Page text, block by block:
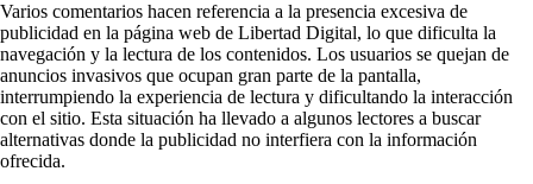
Varios comentarios hacen referencia a la presencia excesiva de
publicidad en la página web de Libertad Digital, lo que dificulta la
navegación y la lectura de los contenidos. Los usuarios se quejan de
anuncios invasivos que ocupan gran parte de la pantalla,
interrumpiendo la experiencia de lectura y dificultando la interacción
con el sitio. Esta situación ha llevado a algunos lectores a buscar
alternativas donde la publicidad no interfiera con la información
ofrecida.